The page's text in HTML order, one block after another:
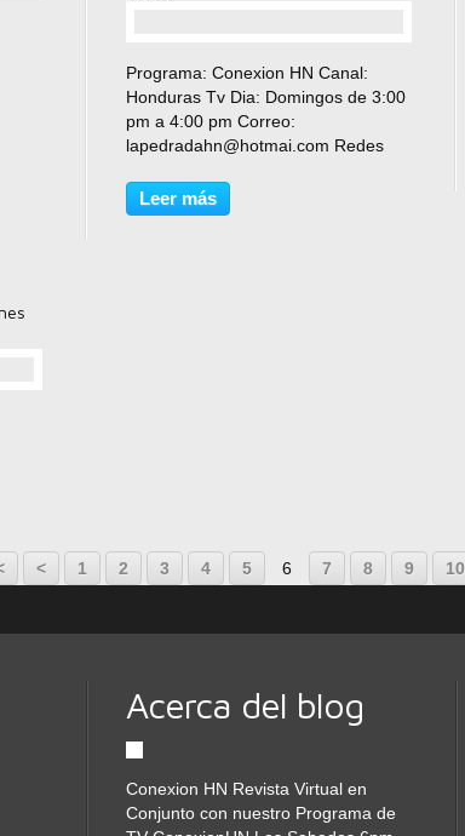
Programa: Conexion HN Canal:
Honduras Tv Dia: Domingos de 3:00
pm a 4:00 pm Correo:
lapedradahn@hotmai.com Redes
Rivera/ Pisttola Corea
Leer más
< 1 2 3 4 5 6 7 8 9 10
Acerca del blog
Conexion HN Revista Virtual en
Conjunto con nuestro Programa de